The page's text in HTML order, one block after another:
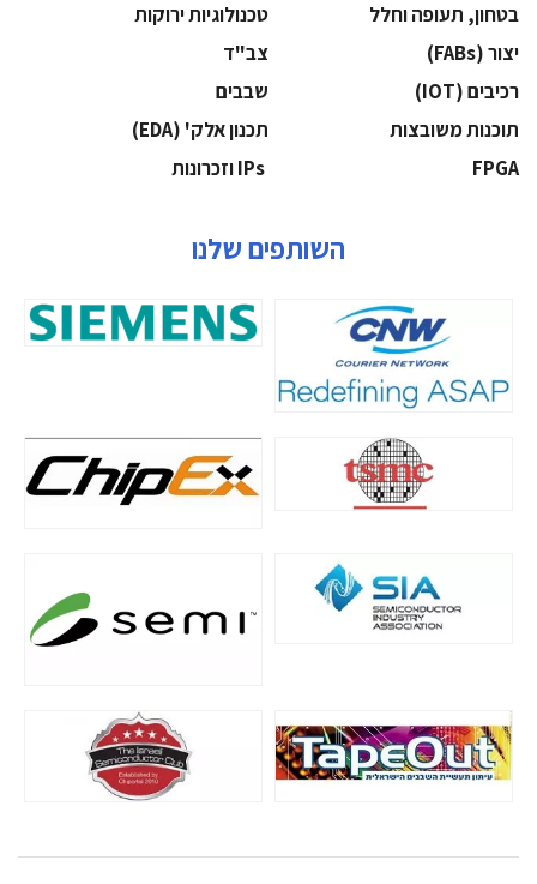
בטחון, תעופה וחלל
‫טכנולוגיות ירוקות‬
‫יצור (‪(FABs‬‬
‫צב"ד‬
‫רכיבים‬ (IOT)
‫שבבים‬
‫תוכנות משובצות‬
‫תכנון אלק' (‪(EDA‬‬
‫‪FPGA‬‬
השותפים שלנו